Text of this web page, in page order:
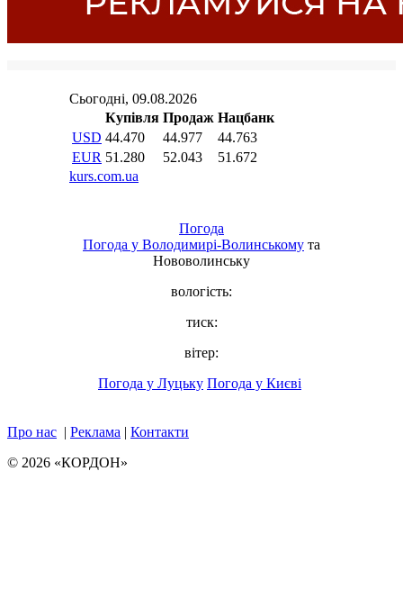
Погода
Погода у Володимирі-Волинському та
Нововолинську
вологість:
тиск:
вітер:
Погода у Луцьку Погода у Києві
Про нас | Реклама | Контакти
© 2026 «КОРДОН»